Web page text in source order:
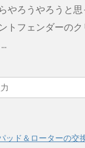
やろうやろうと
トフェンダーのク
ッド＆ローターの